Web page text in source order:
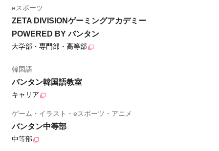
eスポーツ
ZETA DIVISIONゲーミングアカデミー
POWERED BY バンタン
大学部・専門部・高等部
韓国語
バンタン韓国語教室
キャリア
ゲーム・イラスト・eスポーツ・アニメ
バンタン中等部
中等部